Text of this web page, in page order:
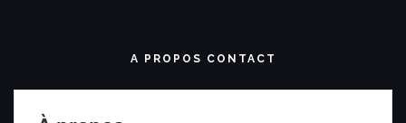
A PROPOS CONTACT